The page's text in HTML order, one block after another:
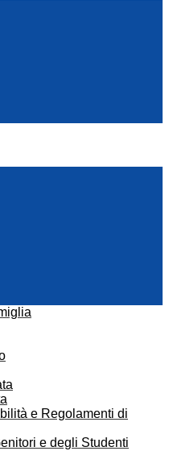
e Regolamenti di
e degli Studenti